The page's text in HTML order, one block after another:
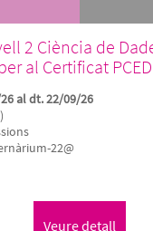
2 Ciència de
al Certificat PCED
al dt. 22/09/26
22@